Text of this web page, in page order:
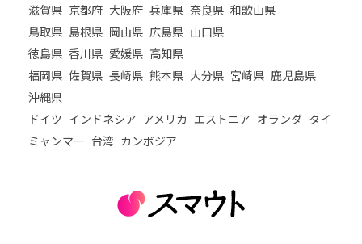
滋賀県 京都府 大阪府 兵庫県 奈良県 和歌山県
鳥取県 島根県 岡山県 広島県 山口県
徳島県 香川県 愛媛県 高知県
福岡県 佐賀県 長崎県 熊本県 大分県 宮崎県 鹿児島県
沖縄県
ドイツ インドネシア アメリカ エストニア オランダ タイ
ミャンマー 台湾 カンボジア